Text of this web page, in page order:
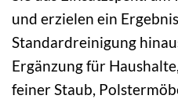
und erzielen ein
Standardreinigung
Ergänzung für
feiner Staub,